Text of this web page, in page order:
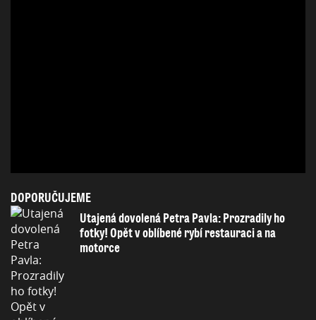
DOPORUČUJEME
Utajená dovolená Petra Pavla: Prozradily ho
fotky! Opět v oblíbené rybí restauraci a na
motorce